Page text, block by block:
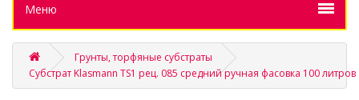
Меню
Грунты, торфяные субстраты
Субстрат Klasmann TS1 рец. 085 средний ручная фасовка 100 литров